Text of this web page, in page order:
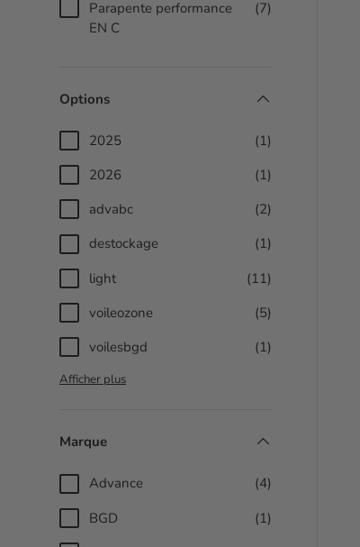
Parapente performance
EN C
(7)
Options
2025
(1)
2026
(1)
advabc
(2)
destockage
(1)
light
(11)
voileozone
(5)
voilesbgd
(1)
Afficher plus
Marque
Advance
(4)
BGD
(1)